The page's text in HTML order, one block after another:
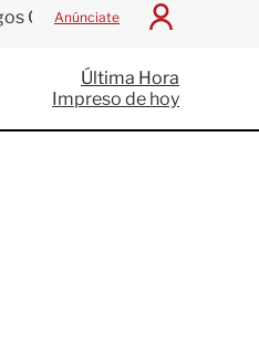
Centroamericanos
Anúnciate
I
c
i
a
Última Hora
Impreso de hoy